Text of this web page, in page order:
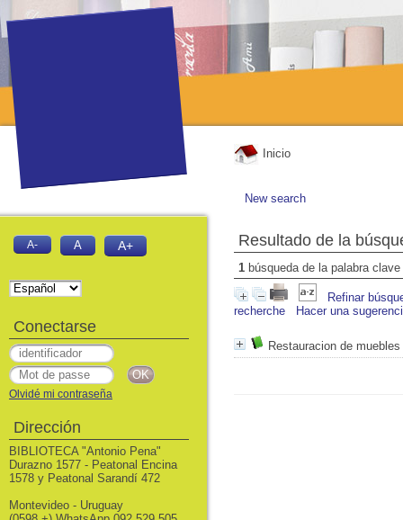
Inicio
New search
Resultado de la
1 búsqueda de la palabra clave
Refinar
recherche
Hacer una
Restauracion de muebles
A- A A+
Conectarse
Olvidé mi contraseña
Dirección
BIBLIOTECA "Antonio Pena"
Durazno 1577 - Peatonal Encina
1578 y Peatonal Sarandí 472
Montevideo - Uruguay